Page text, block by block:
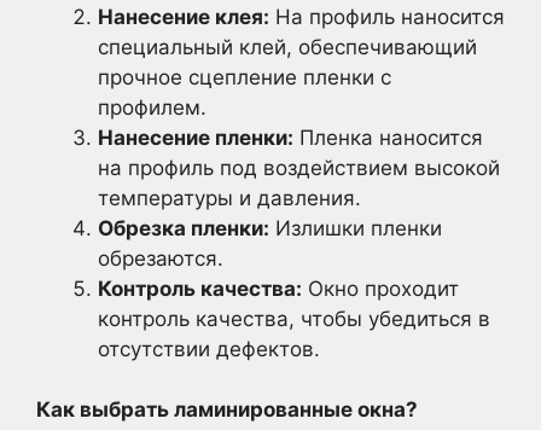
Нанесение клея: На профиль наносится
специальный клей, обеспечивающий
прочное сцепление пленки с
профилем.
Нанесение пленки: Пленка наносится
на профиль под воздействием высокой
температуры и давления.
Обрезка пленки: Излишки пленки
обрезаются.
Контроль качества: Окно проходит
контроль качества, чтобы убедиться в
отсутствии дефектов.
Как выбрать ламинированные окна?